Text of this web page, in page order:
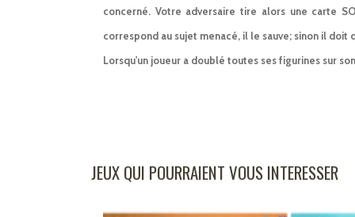
concerné. Votre adversaire tire alors une carte
correspond au sujet menacé, il le sauve; sinon il doit
Lorsqu'un joueur a doublé toutes ses figurines sur
JEUX QUI POURRAIENT VOUS INTERESSER